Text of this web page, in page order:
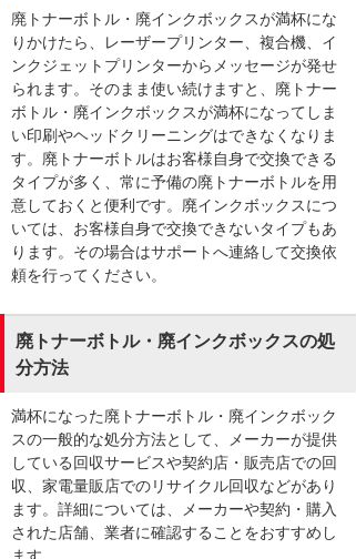
廃トナーボトル・廃インクボックスが満杯にな
りかけたら、レーザープリンター、複合機、イ
ンクジェットプリンターからメッセージが発せ
られます。そのまま使い続けますと、廃トナー
ボトル・廃インクボックスが満杯になってしま
い印刷やヘッドクリーニングはできなくなりま
す。廃トナーボトルはお客様自身で交換できる
タイプが多く、常に予備の廃トナーボトルを用
意しておくと便利です。廃インクボックスにつ
いては、お客様自身で交換できないタイプもあ
ります。その場合はサポートへ連絡して交換依
頼を行ってください。
廃トナーボトル・廃インクボックスの処
分方法
満杯になった廃トナーボトル・廃インクボック
スの一般的な処分方法として、メーカーが提供
している回収サービスや契約店・販売店での回
収、家電量販店でのリサイクル回収などがあり
ます。詳細については、メーカーや契約・購入
された店舗、業者に確認することをおすすめし